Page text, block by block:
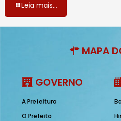
Leia mais...
MAPA
GOVERNO
A Prefeitura
O Prefeito